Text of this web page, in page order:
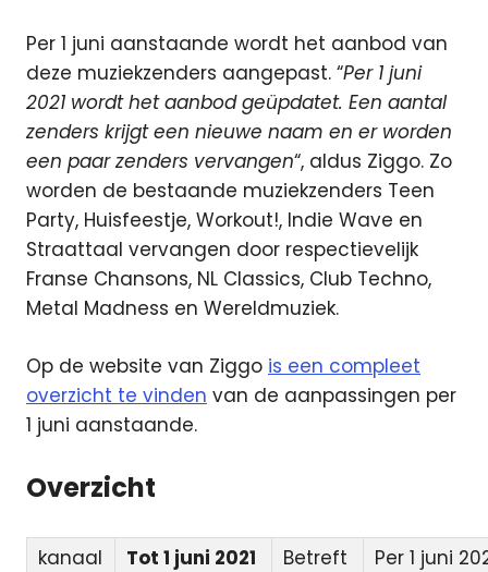
Per 1 juni aanstaande wordt het aanbod van
deze muziekzenders aangepast. “Per 1 juni
2021 wordt het aanbod geüpdatet. Een aantal
zenders krijgt een nieuwe naam en er worden
een paar zenders vervangen“, aldus Ziggo. Zo
worden de bestaande muziekzenders Teen
Party, Huisfeestje, Workout!, Indie Wave en
Straattaal vervangen door respectievelijk
Franse Chansons, NL Classics, Club Techno,
Metal Madness en Wereldmuziek.
Op de website van Ziggo is een compleet
overzicht te vinden van de aanpassingen per
1 juni aanstaande.
Overzicht
kanaal Tot 1 juni 2021 Betreft Per 1 juni